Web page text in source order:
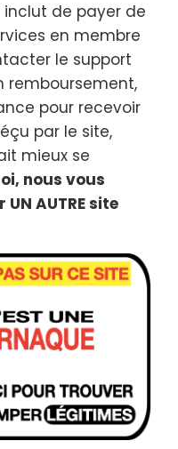
de payer de
en membre
le support
remboursement,
pour recevoir
par le site,
mieux se
nous vous
AUTRE site